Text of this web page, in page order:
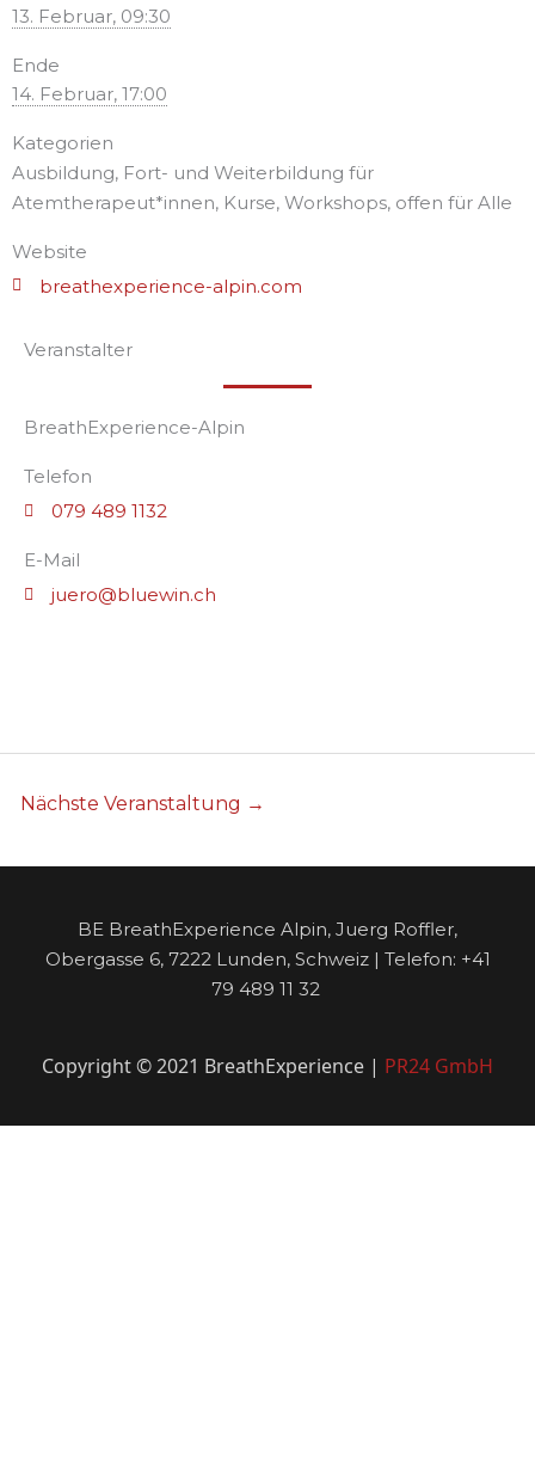
13. Februar, 09:30
Ende
14. Februar, 17:00
Kategorien
Ausbildung, Fort- und Weiterbildung für
Atemtherapeut*innen, Kurse, Workshops, offen für Alle
Website
breathexperience-alpin.com
Veranstalter
BreathExperience-Alpin
Telefon
079 489 1132
E-Mail
juero@bluewin.ch
Nächste Veranstaltung →
BE BreathExperience Alpin, Juerg Roffler,
Obergasse 6, 7222 Lunden, Schweiz | Telefon: +41
79 489 11 32
Copyright © 2021 BreathExperience | PR24 GmbH